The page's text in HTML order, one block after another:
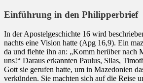
Einführung in den Philipperbrief
In der Apostelgeschichte 16 wird
nachts eine Vision hatte (Apg 16,9). Ein
da und flehte ihn an: „Komm herüber nach
uns!“ Daraus erkannten Paulus, Silas,
Gott sie gerufen hatte, um in Mazedonien
verkünden. Sie machten sich auf die Reise